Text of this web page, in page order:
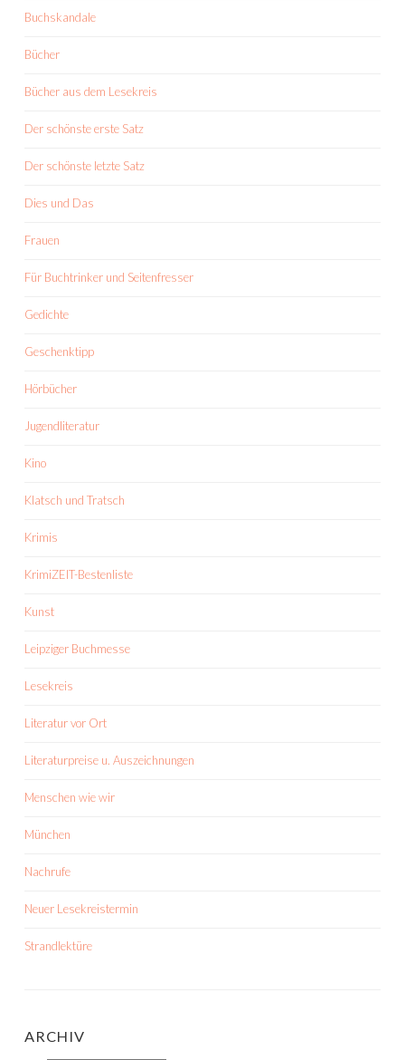
Buchskandale
Bücher
Bücher aus dem Lesekreis
Der schönste erste Satz
Der schönste letzte Satz
Dies und Das
Frauen
Für Buchtrinker und Seitenfresser
Gedichte
Geschenktipp
Hörbücher
Jugendliteratur
Kino
Klatsch und Tratsch
Krimis
KrimiZEIT-Bestenliste
Kunst
Leipziger Buchmesse
Lesekreis
Literatur vor Ort
Literaturpreise u. Auszeichnungen
Menschen wie wir
München
Nachrufe
Neuer Lesekreistermin
Strandlektüre
ARCHIV